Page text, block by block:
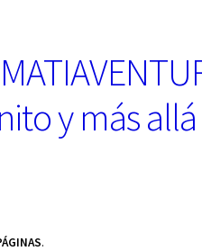
y más allá
.